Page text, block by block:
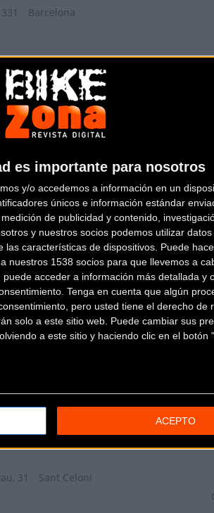
es importante para nosotros
y/o accedemos a información en un
únicos e información estándar
de publicidad y contenido,
y nuestros socios podemos utilizar
características de dispositivos. Puede
nuestros 1538 socios para que llevemos a
acceder a información más detallada y
Tenga en cuenta que algún
pero usted tiene el derecho de
solo a este sitio web. Puede cambiar sus
a este sitio y haciendo clic en el botón
ACEPTO
Barcelona
DE SANT BOI 90
SANT
HORTS (Barcelona)
1 2
Sant Joan de
Casteldefells
31
Sant Celoni